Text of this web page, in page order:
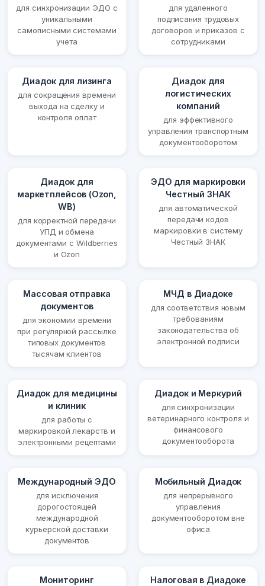
для синхронизации ЭДО с
уникальными
самописными системами
учета
для удаленного
подписания трудовых
договоров и приказов с
сотрудниками
Диадок для лизинга
для сокращения времени
выхода на сделку и
контроля оплат
Диадок для
логистических
компаний
для эффективного
управления транспортным
документооборотом
Диадок для
маркетплейсов (Ozon,
WB)
для корректной передачи
УПД и обмена
документами с Wildberries
и Ozon
ЭДО для маркировки
Честный ЗНАК
для автоматической
передачи кодов
маркировки в систему
Честный ЗНАК
Массовая отправка
документов
для экономии времени
при регулярной рассылке
типовых документов
тысячам клиентов
МЧД в Диадоке
для соответствия новым
требованиям
законодательства об
электронной подписи
Диадок для медицины
и клиник
для работы с
маркировкой лекарств и
электронными рецептами
Диадок и Меркурий
для синхронизации
ветеринарного контроля и
финансового
документооборота
Международный ЭДО
для исключения
дорогостоящей
международной
курьерской доставки
документов
Мобильный Диадок
для непрерывного
управления
документооборотом вне
офиса
Мониторинг
Налоговая в Диадоке